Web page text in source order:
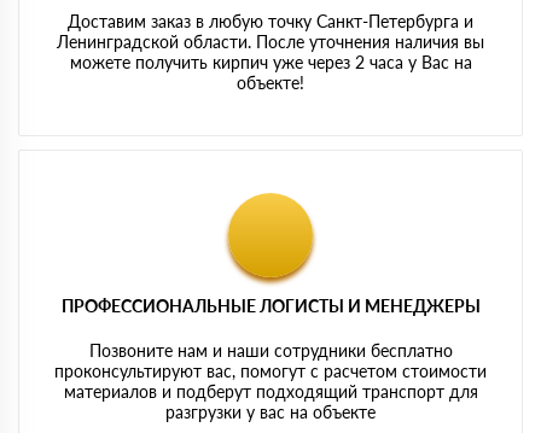
Доставим заказ в любую точку Санкт-Петербурга и
Ленинградской области. После уточнения наличия вы
можете получить кирпич уже через 2 часа у Вас на
объекте!
ПРОФЕССИОНАЛЬНЫЕ ЛОГИСТЫ И МЕНЕДЖЕРЫ
Позвоните нам и наши сотрудники бесплатно
проконсультируют вас, помогут с расчетом стоимости
материалов и подберут подходящий транспорт для
разгрузки у вас на объекте